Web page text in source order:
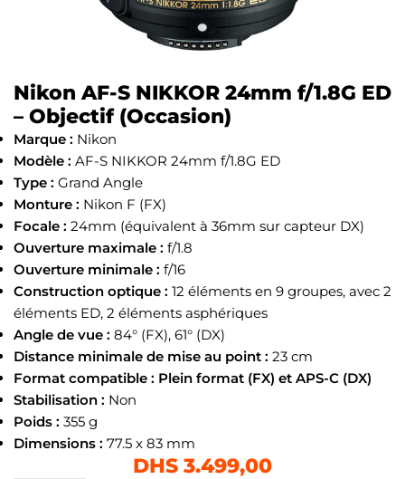
Nikon AF-S NIKKOR 24mm f/1.8G ED
– Objectif (Occasion)
Marque : Nikon
Modèle : AF-S NIKKOR 24mm f/1.8G ED
Type : Grand Angle
Monture : Nikon F (FX)
Focale : 24mm (équivalent à 36mm sur capteur DX)
Ouverture maximale : f/1.8
Ouverture minimale : f/16
Construction optique : 12 éléments en 9 groupes, avec 2
éléments ED, 2 éléments asphériques
Angle de vue : 84° (FX), 61° (DX)
Distance minimale de mise au point : 23 cm
Format compatible : Plein format (FX) et APS-C (DX)
Stabilisation : Non
Poids : 355 g
Dimensions : 77.5 x 83 mm
DHS3.499,00